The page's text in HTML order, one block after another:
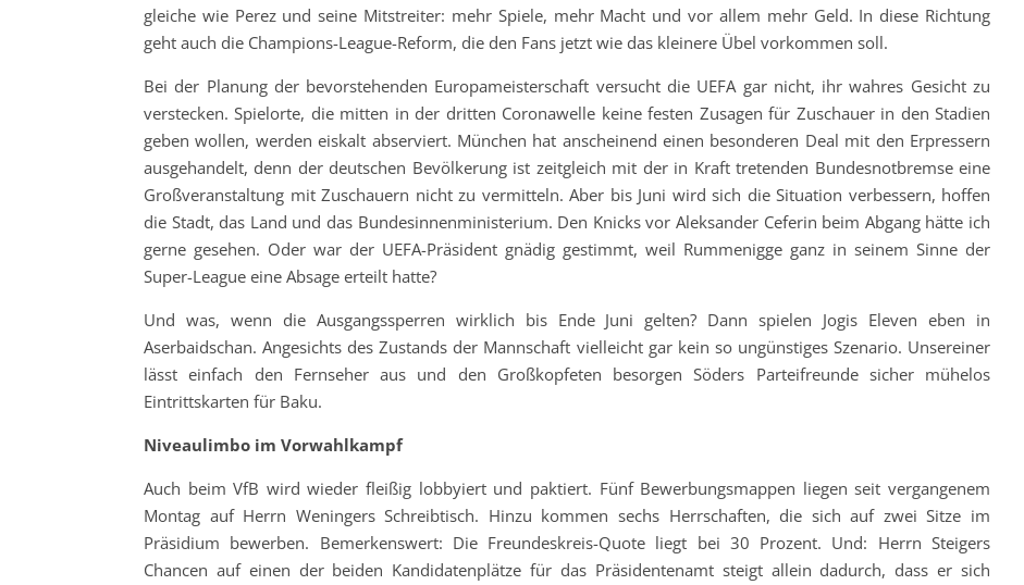
gleiche wie Perez und seine Mitstreiter: mehr Spiele, mehr Macht und vor allem mehr Geld. In diese Richtung
geht auch die Champions-League-Reform, die den Fans jetzt wie das kleinere Übel vorkommen soll.
Bei der Planung der bevorstehenden Europameisterschaft versucht die UEFA gar nicht, ihr wahres Gesicht zu
verstecken. Spielorte, die mitten in der dritten Coronawelle keine festen Zusagen für Zuschauer in den Stadien
geben wollen, werden eiskalt abserviert. München hat anscheinend einen besonderen Deal mit den Erpressern
ausgehandelt, denn der deutschen Bevölkerung ist zeitgleich mit der in Kraft tretenden Bundesnotbremse eine
Großveranstaltung mit Zuschauern nicht zu vermitteln. Aber bis Juni wird sich die Situation verbessern, hoffen
die Stadt, das Land und das Bundesinnenministerium. Den Knicks vor Aleksander Ceferin beim Abgang hätte ich
gerne gesehen. Oder war der UEFA-Präsident gnädig gestimmt, weil Rummenigge ganz in seinem Sinne der
Super-League eine Absage erteilt hatte?
Und was, wenn die Ausgangssperren wirklich bis Ende Juni gelten? Dann spielen Jogis Eleven eben in
Aserbaidschan. Angesichts des Zustands der Mannschaft vielleicht gar kein so ungünstiges Szenario. Unsereiner
lässt einfach den Fernseher aus und den Großkopfeten besorgen Söders Parteifreunde sicher mühelos
Eintrittskarten für Baku.
Niveaulimbo im Vorwahlkampf
Auch beim VfB wird wieder fleißig lobbyiert und paktiert. Fünf Bewerbungsmappen liegen seit vergangenem
Montag auf Herrn Weningers Schreibtisch. Hinzu kommen sechs Herrschaften, die sich auf zwei Sitze im
Präsidium bewerben. Bemerkenswert: Die Freundeskreis-Quote liegt bei 30 Prozent. Und: Herrn Steigers
Chancen auf einen der beiden Kandidatenplätze für das Präsidentenamt steigt allein dadurch, dass er sich